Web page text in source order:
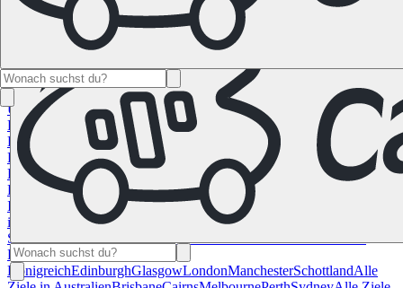
NamibiaSüdafrika
Alle Ziele in
KanadaCalgaryHalifaxMontrealTorontoVancouver
Alle Ziele in den
USALas VegasLos Angeles Miami New YorkSan
Francisco
Chile Costa Rica Alle Reiseziele in
Deutschland
Berlin Hamburg Leipzig München Stuttgart
Reiseziele in
Frankreich
KorsikaLyonMarseilles NizzaParis Toulouse
Alle
Reiseziele in
Italien
CagliariFlorenzMailandRom Sardinien
in Norwegen Bergen
Alle Reiseziele in
Spanien
Reiseziele im Vereinigtem
KönigreichEdinburghGlasgowLondonManchesterSchottlandAlle